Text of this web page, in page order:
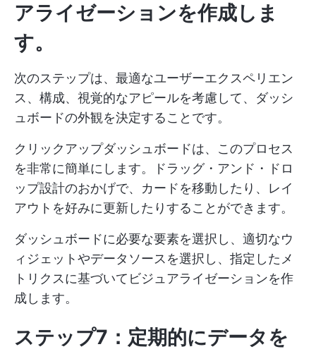
アライゼーションを作成しま
す。
次のステップは、最適なユーザーエクスペリエン
ス、構成、視覚的なアピールを考慮して、ダッシ
ュボードの外観を決定することです。
クリックアップダッシュボードは、このプロセス
を非常に簡単にします。ドラッグ・アンド・ドロ
ップ設計のおかげで、カードを移動したり、レイ
アウトを好みに更新したりすることができます。
ダッシュボードに必要な要素を選択し、適切なウ
ィジェットやデータソースを選択し、指定したメ
トリクスに基づいてビジュアライゼーションを作
成します。
ステップ7：定期的にデータを